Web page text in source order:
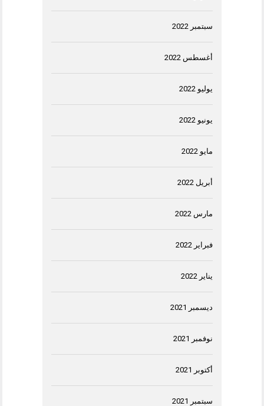
سبتمبر 2022
أغسطس 2022
يوليو 2022
يونيو 2022
مايو 2022
أبريل 2022
مارس 2022
فبراير 2022
يناير 2022
ديسمبر 2021
نوفمبر 2021
أكتوبر 2021
سبتمبر 2021